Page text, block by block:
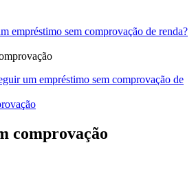
empréstimo sem comprovação de renda?
um empréstimo sem comprovação de
comprovação